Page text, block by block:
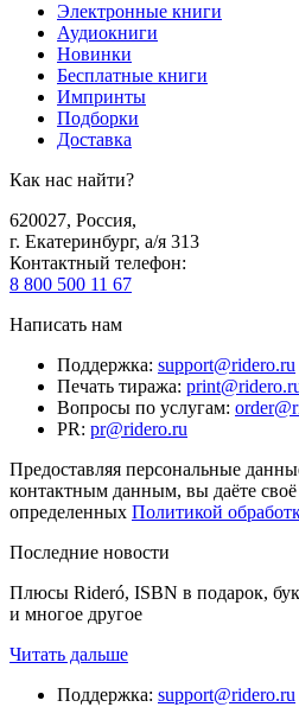
Электронные книги
Аудиокниги
Новинки
Бесплатные книги
Импринты
Подборки
Доставка
Как нас найти?
620027, Россия,
г. Екатеринбург, а/я 313
Контактный телефон:
8 800 500 11 67
Написать нам
Поддержка: support@ridero.ru
Печать тиража:
Вопросы по услугам:
PR: pr@ridero.ru
Предоставляя персональные
контактным данным, вы даёте своё
определенных Политикой
Последние новости
Плюсы Rideró, ISBN в подарок,
и многое другое
Читать дальше
Поддержка: support@ridero.ru